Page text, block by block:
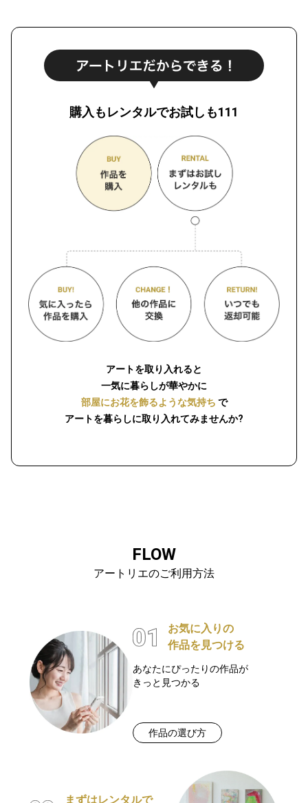
購入もレンタルでお試しも111
アートを取り入れると
一気に暮らしが華やかに
部屋にお花を飾るような気持ち で
アートを暮らしに取り入れてみませんか?
FLOW
アートリエのご利用方法
お気に入りの
作品を見つける
あなたにぴったりの作品が
きっと見つかる
作品の選び方
まずはレンタルで